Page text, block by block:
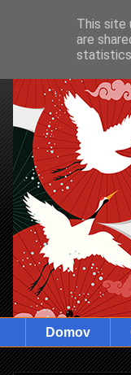
Domov
This site
are